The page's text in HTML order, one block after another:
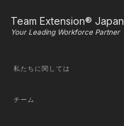
Team Extension® Japan
Your Leading Workforce Partner
私たちに関しては
チーム